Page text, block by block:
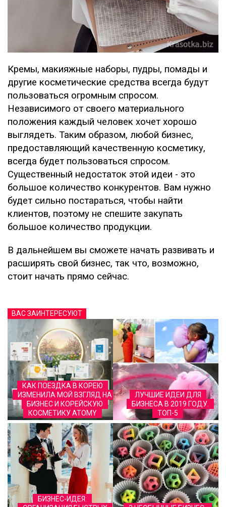
Кремы, макияжные наборы, пудры, помады и
другие косметические средства всегда будут
пользоваться огромным спросом.
Независимого от своего материального
положения каждый человек хочет хорошо
выглядеть. Таким образом, любой бизнес,
предоставляющий качественную косметику,
всегда будет пользоваться спросом.
Существенный недостаток этой идеи - это
большое количество конкурентов. Вам нужно
будет сильно постараться, чтобы найти
клиентов, поэтому не спешите закупать
большое количество продукции.
В дальнейшем вы сможете начать развивать и
расширять свой бизнес, так что, возможно,
стоит начать прямо сейчас.
ВАС ЗАИНТЕРЕСУЮТ
КАК ПОЕЗДКА В КОРЕЮ
ИЗМЕНИЛА МОЙ ВЗГЛЯД НА
БИЗНЕС И КОРЕЙСКУЮ
КОСМЕТИКУ ATOMY
ЛУЧШИЕ ИДЕИ ДЛЯ
БИЗНЕСА В 2019 ГОДУ.
ТОП-5
БИЗНЕС-ИДЕЯ: